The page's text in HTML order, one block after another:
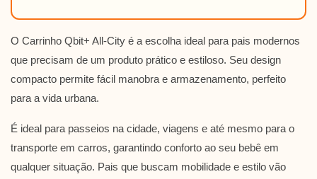
O Carrinho Qbit+ All-City é a escolha ideal para pais modernos
que precisam de um produto prático e estiloso. Seu design
compacto permite fácil manobra e armazenamento, perfeito
para a vida urbana.
É ideal para passeios na cidade, viagens e até mesmo para o
transporte em carros, garantindo conforto ao seu bebê em
qualquer situação. Pais que buscam mobilidade e estilo vão